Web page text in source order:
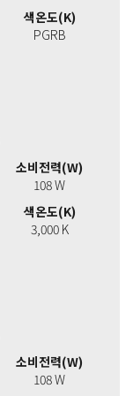
색온도(K)
PGRB
소비전력(W)
108 W
색온도(K)
3,000 K
소비전력(W)
108 W